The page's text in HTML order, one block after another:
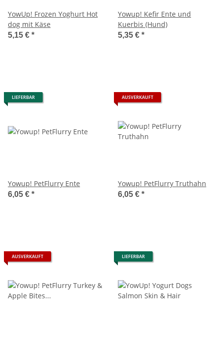
YowUp! Frozen Yoghurt Hot
dog mit Käse
5,15 € *
Yowup! Kefir Ente und
Kuerbis (Hund)
5,35 € *
LIEFERBAR
Yowup! PetFlurry Ente
6,05 € *
AUSVERKAUFT
Yowup! PetFlurry Truthahn
6,05 € *
AUSVERKAUFT LIEFERBAR